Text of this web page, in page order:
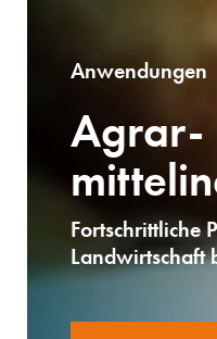
Anwendungen
Agrar-
Fortschrittliche
Landwirtschaft